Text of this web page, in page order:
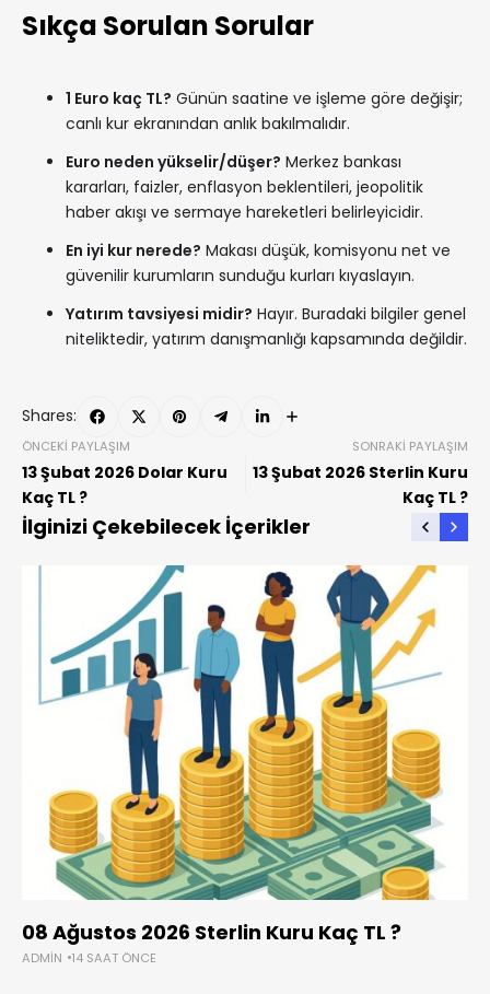
Sıkça Sorulan Sorular
1 Euro kaç TL? Günün saatine ve işleme göre değişir;
canlı kur ekranından anlık bakılmalıdır.
Euro neden yükselir/düşer? Merkez bankası
kararları, faizler, enflasyon beklentileri, jeopolitik
haber akışı ve sermaye hareketleri belirleyicidir.
En iyi kur nerede? Makası düşük, komisyonu net ve
güvenilir kurumların sunduğu kurları kıyaslayın.
Yatırım tavsiyesi midir? Hayır. Buradaki bilgiler genel
niteliktedir, yatırım danışmanlığı kapsamında değildir.
Shares:
ÖNCEKI PAYLAŞIM
13 Şubat 2026 Dolar Kuru
Kaç TL ?
SONRAKI PAYLAŞIM
13 Şubat 2026 Sterlin Kuru
Kaç TL ?
İlginizi Çekebilecek İçerikler
08 Ağustos 2026 Sterlin Kuru Kaç TL ?
ADMIN 14 SAAT ÖNCE